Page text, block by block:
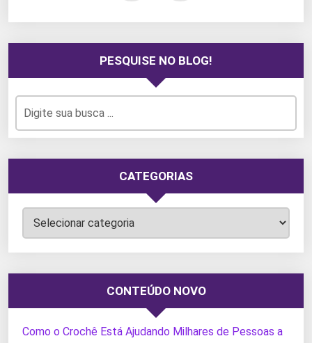
PESQUISE NO BLOG!
CATEGORIAS
Categorias
CONTEÚDO NOVO
Como o Crochê Está Ajudando Milhares de Pessoas a